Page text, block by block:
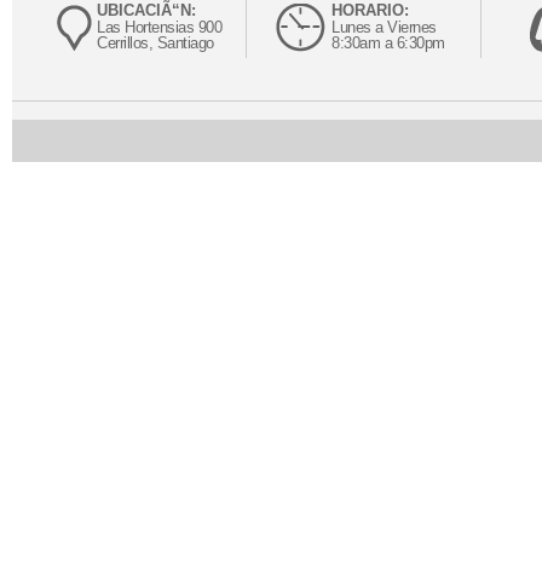
UBICACIÃ“N:
Las Hortensias 900
Cerrillos, Santiago
HORARIO:
Lunes a Viernes
8:30am a 6:30pm